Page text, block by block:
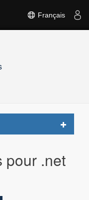
Français
Toggle
pour .net